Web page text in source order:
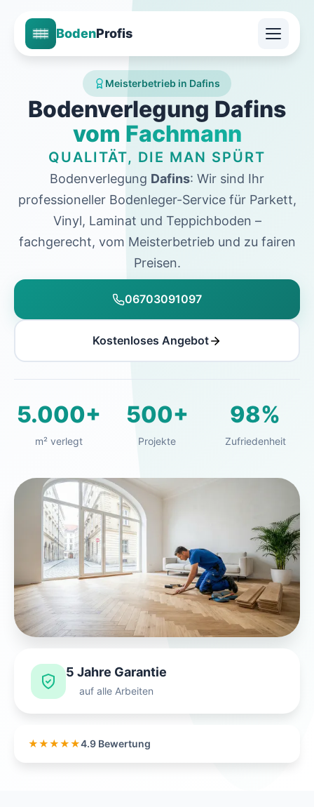
BodenProfis
Meisterbetrieb in Dafins
Bodenverlegung Dafins
vom Fachmann
QUALITÄT, DIE MAN SPÜRT
Bodenverlegung Dafins: Wir sind Ihr
professioneller Bodenleger-Service für Parkett,
Vinyl, Laminat und Teppichboden –
fachgerecht, vom Meisterbetrieb und zu fairen
Preisen.
06703091097
Kostenloses Angebot
5.000+
m² verlegt
500+
Projekte
98%
Zufriedenheit
5 Jahre Garantie
auf alle Arbeiten
★★★★★4.9 Bewertung